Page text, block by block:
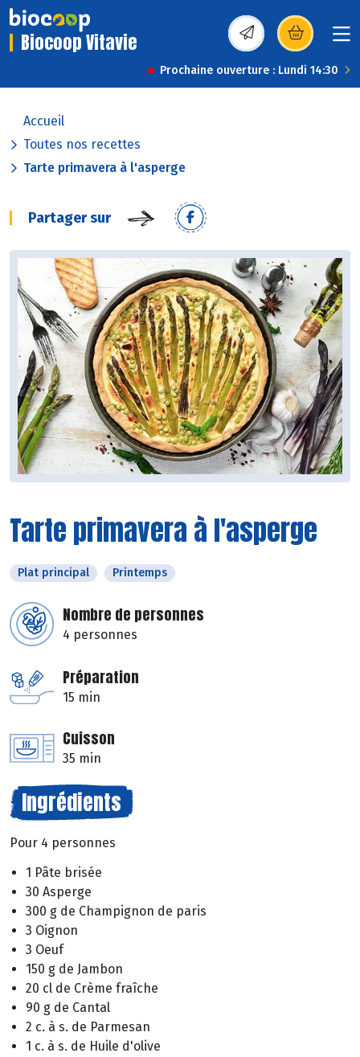
Biocoop Vitavie (s’ouvre dans une
Prochaine ouverture : Lundi 14:30
Accueil
Toutes nos recettes
Tarte primavera à l'asperge
Partager sur
Tarte primavera à l'asperge
Plat principal Printemps
Nombre de personnes
4 personnes
Préparation
15 min
Cuisson
35 min
Ingrédients
Pour 4 personnes
1 Pâte brisée
30 Asperge
300 g de Champignon de paris
3 Oignon
3 Oeuf
150 g de Jambon
20 cl de Crème fraîche
90 g de Cantal
2 c. à s. de Parmesan
1 c. à s. de Huile d'olive